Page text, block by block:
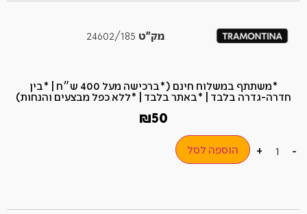
מק"ט
*משתתף במשלוח חינם (*ברכישה מעל 400 ש״ח​ | *בין
חדרה-גדרה בלבד | *באתר בלבד | *ללא כפל מבצעים והנחות)
₪50
-
+ הוספה לסל